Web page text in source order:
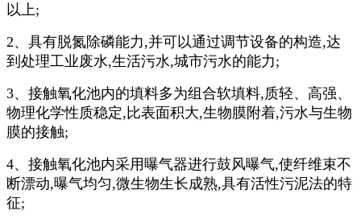
以上;
2、具有脱氮除磷能力,并可以通过调节设备的构造,达
到处理工业废水,生活污水,城市污水的能力;
3、接触氧化池内的填料多为组合软填料,质轻、高强、
物理化学性质稳定,比表面积大,生物膜附着,污水与生物
膜的接触;
4、接触氧化池内采用曝气器进行鼓风曝气,使纤维束不
断漂动,曝气均匀,微生物生长成熟,具有活性污泥法的特
征;